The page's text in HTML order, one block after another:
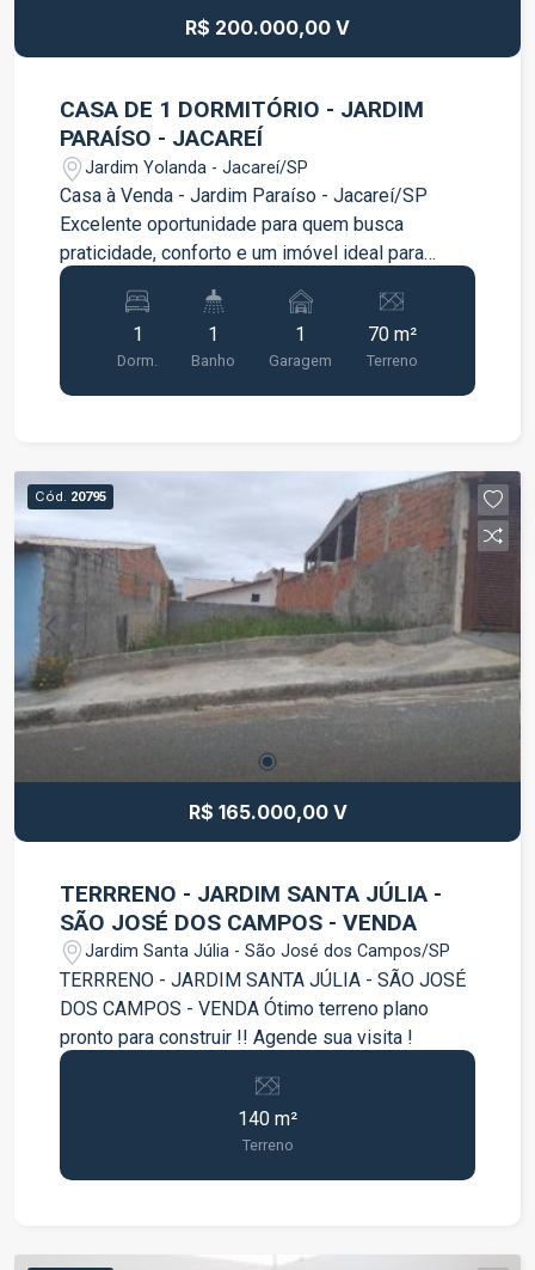
R$ 200.000,00 V
CASA DE 1 DORMITÓRIO - JARDIM
PARAÍSO - JACAREÍ
Jardim Yolanda - Jacareí/SP
Casa à Venda - Jardim Paraíso - Jacareí/SP
Excelente oportunidade para quem busca
praticidade, conforto e um imóvel ideal para
morar ou investir. Localizada no Jardim Paraíso,
em Jacareí, esta casa oferece ambientes bem
distribuídos e uma ótima opção para quem
deseja conquistar seu próprio imóvel em uma
região tranquila e com fácil acesso aos principais
de serviço 1 vaga de garagem Uma excelente
opção para quem procura um imóvel compacto,
aconchegante e com ótima localização, próximo a
comércios, serviços e vias de acesso. Agende
sua visita e venha conhecer esta oportunidade.
1
Dorm.
1
Banho
1
Garagem
70 m²
Terreno
Cód. 20795
R$ 165.000,00 V
TERRRENO - JARDIM SANTA JÚLIA -
SÃO JOSÉ DOS CAMPOS - VENDA
Jardim Santa Júlia - São José dos Campos/SP
TERRRENO - JARDIM SANTA JÚLIA - SÃO JOSÉ
DOS CAMPOS - VENDA Ótimo terreno plano
pronto para construir !! Agende sua visita !
140 m²
Terreno